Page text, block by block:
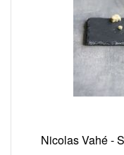
Nicolas Vahé -